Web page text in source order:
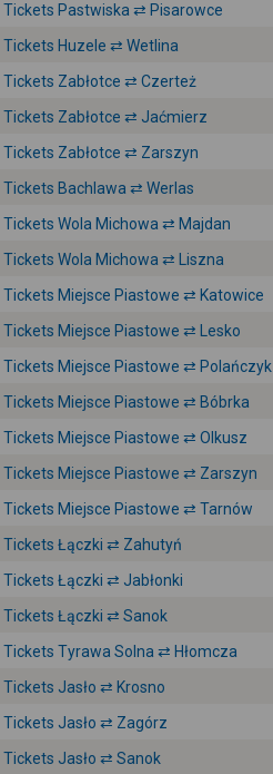
Tickets Pastwiska ⇄ Pisarowce
Tickets Huzele ⇄ Wetlina
Tickets Zabłotce ⇄ Czerteż
Tickets Zabłotce ⇄ Jaćmierz
Tickets Zabłotce ⇄ Zarszyn
Tickets Bachlawa ⇄ Werlas
Tickets Wola Michowa ⇄ Majdan
Tickets Wola Michowa ⇄ Liszna
Tickets Miejsce Piastowe ⇄ Katowice
Tickets Miejsce Piastowe ⇄ Lesko
Tickets Miejsce Piastowe ⇄ Polańczyk
Tickets Miejsce Piastowe ⇄ Bóbrka
Tickets Miejsce Piastowe ⇄ Olkusz
Tickets Miejsce Piastowe ⇄ Zarszyn
Tickets Miejsce Piastowe ⇄ Tarnów
Tickets Łączki ⇄ Zahutyń
Tickets Łączki ⇄ Jabłonki
Tickets Łączki ⇄ Sanok
Tickets Tyrawa Solna ⇄ Hłomcza
Tickets Jasło ⇄ Krosno
Tickets Jasło ⇄ Zagórz
Tickets Jasło ⇄ Sanok